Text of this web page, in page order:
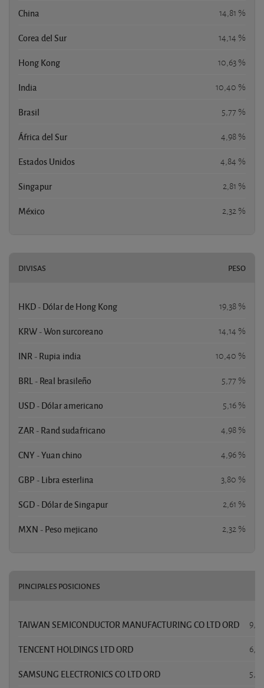
China 14,81 %
Corea del Sur 14,14 %
Hong Kong 10,63 %
India 10,40 %
Brasil 5,77 %
África del Sur 4,98 %
Estados Unidos 4,84 %
Singapur 2,81 %
México 2,32 %
DIVISAS PESO
HKD - Dólar de Hong Kong 19,38 %
KRW - Won surcoreano 14,14 %
INR - Rupia india 10,40 %
BRL - Real brasileño 5,77 %
USD - Dólar americano 5,16 %
ZAR - Rand sudafricano 4,98 %
CNY - Yuan chino 4,96 %
GBP - Libra esterlina 3,80 %
SGD - Dólar de Singapur 2,61 %
MXN - Peso mejicano 2,32 %
PINCIPALES POSICIONES
TAIWAN SEMICONDUCTOR MANUFACTURING CO LTD ORD
TENCENT HOLDINGS LTD ORD
SAMSUNG ELECTRONICS CO LTD ORD